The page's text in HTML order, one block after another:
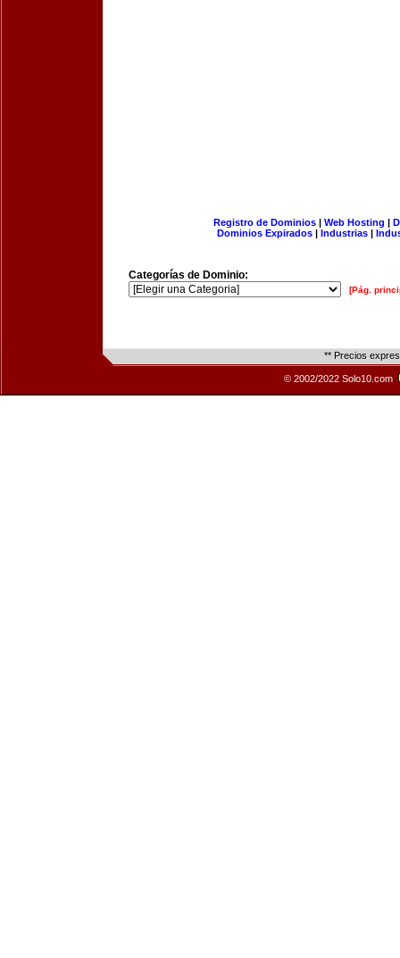
Registro de Dominios| Web Hosting |
Dominios Expirados | Industrias |
Categorías de Dominio:
[Pág.
** Precios
© 2002/2022 Solo10.com